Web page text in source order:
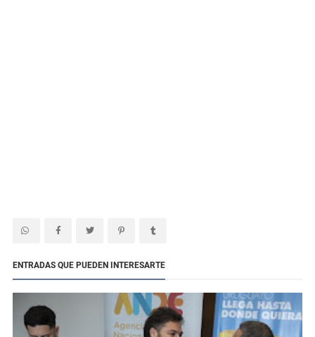
ENTRADAS QUE PUEDEN INTERESARTE